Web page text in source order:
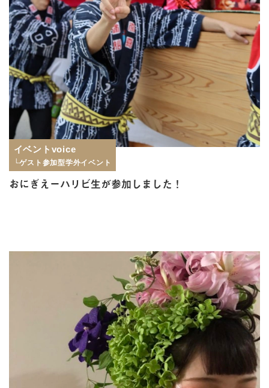
イベントvoice
└ゲスト参加型学外イベント
おにぎえーハリビ生が参加しました！